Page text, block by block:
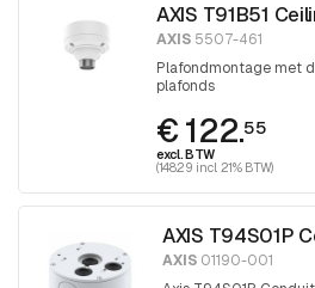
AXIS T91B51
AXIS 5507-461
Plafondmontage met
plafonds
€ 122.55
excl. BTW
(148.29 incl. 21% BTW)
AXIS T94S01P
AXIS 01190-001